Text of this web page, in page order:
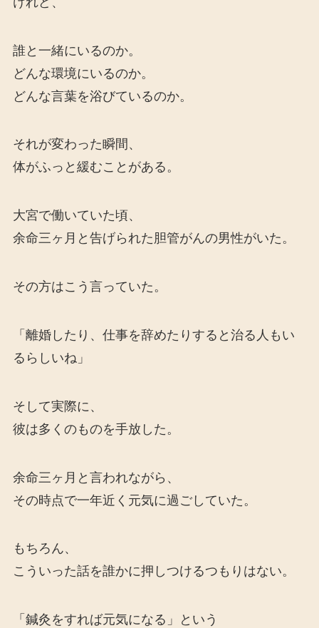
誰と一緒にいるのか。
どんな環境にいるのか。
どんな言葉を浴びているのか。
それが変わった瞬間、
体がふっと緩むことがある。
大宮で働いていた頃、
余命三ヶ月と告げられた胆管がんの男性がいた。
その方はこう言っていた。
「離婚したり、仕事を辞めたりすると治る人もい
るらしいね」
そして実際に、
彼は多くのものを手放した。
余命三ヶ月と言われながら、
その時点で一年近く元気に過ごしていた。
もちろん、
こういった話を誰かに押しつけるつもりはない。
「鍼灸をすれば元気になる」という